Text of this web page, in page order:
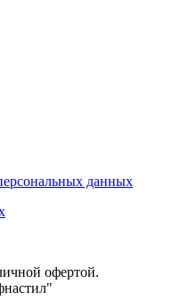
данных
офертой.